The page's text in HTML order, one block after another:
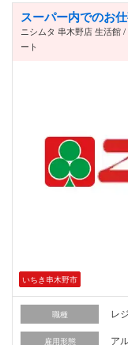
スーパー内でのお
ニシムタ 串木野店 生活館
ート
いちき串木野市
職種 レ
雇用形態 ア